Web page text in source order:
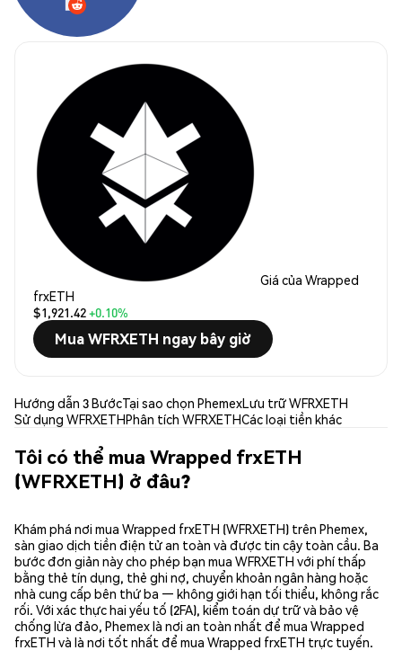
Giá của Wrapped
frxETH
$1,921.42+0.10%
Mua WFRXETH ngay bây giờ
Hướng dẫn 3 BướcTại sao chọn PhemexLưu trữ WFRXETH
Sử dụng WFRXETHPhân tích WFRXETHCác loại tiền khác
Tôi có thể mua Wrapped frxETH
(WFRXETH) ở đâu?
Khám phá nơi mua Wrapped frxETH (WFRXETH) trên Phemex,
sàn giao dịch tiền điện tử an toàn và được tin cậy toàn cầu. Ba
bước đơn giản này cho phép bạn mua WFRXETH với phí thấp
bằng thẻ tín dụng, thẻ ghi nợ, chuyển khoản ngân hàng hoặc
nhà cung cấp bên thứ ba — không giới hạn tối thiểu, không rắc
rối. Với xác thực hai yếu tố (2FA), kiểm toán dự trữ và bảo vệ
chống lừa đảo, Phemex là nơi an toàn nhất để mua Wrapped
frxETH và là nơi tốt nhất để mua Wrapped frxETH trực tuyến.